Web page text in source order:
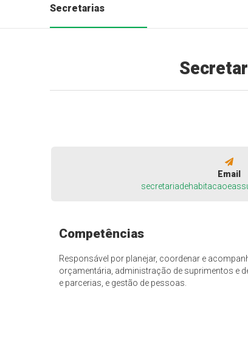
Secretarias
Email
Competências
Responsável por planejar, coordenar e
orçamentária, administração de suprimentos e
e parcerias, e gestão de pessoas.